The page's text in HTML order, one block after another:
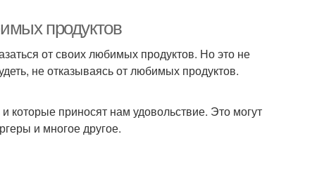
продуктов
от своих любимых продуктов. Но это не
не отказываясь от любимых продуктов.
приносят нам удовольствие. Это могут
и многое другое.